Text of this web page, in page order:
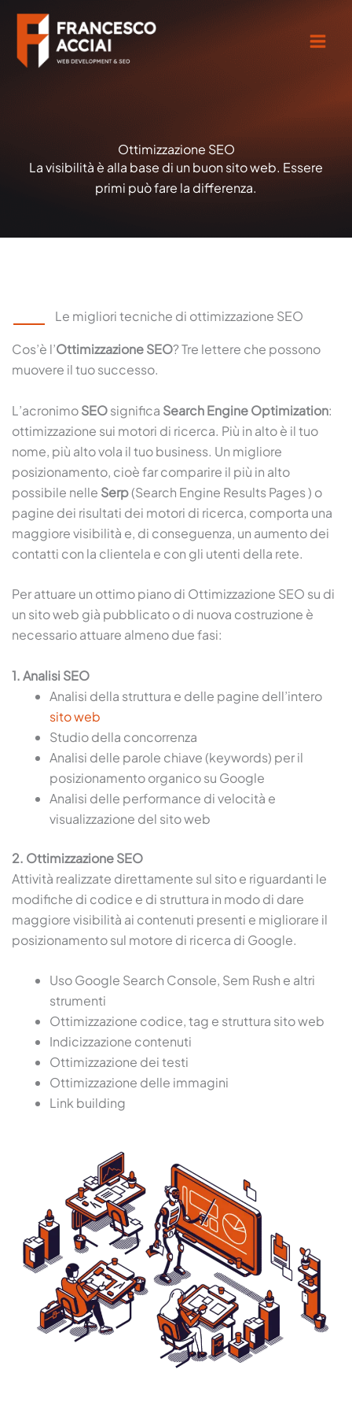
contenuto
contenuto
Ottimizzazione SEO
La visibilità è alla base di un buon sito web. Essere
primi può fare la differenza.
Le migliori tecniche di ottimizzazione SEO
Cos’è l’OttimizzazioneSEO? Tre lettere che possono
muovere il tuo successo.
L’acronimoSEOsignifica Search Engine Optimization:
ottimizzazione sui motori di ricerca. Più in alto è il tuo
nome, più alto vola il tuo business. Un migliore
posizionamento, cioè far comparire il più in alto
possibile nelle Serp(Search Engine Results Pages ) o
pagine dei risultati dei motori di ricerca, comporta una
maggiore visibilità e, di conseguenza, un aumento dei
contatti con la clientela e con gli utenti della rete.
Per attuare un ottimo piano di Ottimizzazione SEO su di
un sito web già pubblicato o di nuova costruzione è
necessario attuare almeno due fasi:
1. Analisi SEO
Analisi della struttura e delle pagine dell’intero
sito web
Studio della concorrenza
Analisi delle parole chiave (keywords) per il
posizionamento organico su Google
Analisi delle performance di velocità e
visualizzazione del sito web
2. Ottimizzazione SEO
Attività realizzate direttamente sul sito e riguardanti le
modifiche di codice e di struttura in modo di dare
maggiore visibilità ai contenuti presenti e migliorare il
posizionamento sul motore di ricerca di Google.
Uso Google Search Console, Sem Rush e altri
strumenti
Ottimizzazione codice, tag e struttura sito web
Indicizzazione contenuti
Ottimizzazione dei testi
Ottimizzazione delle immagini
Link building